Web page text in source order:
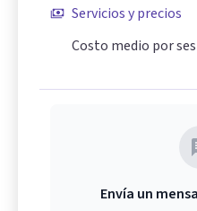
Servicios y precios
Costo medio por
Envía un